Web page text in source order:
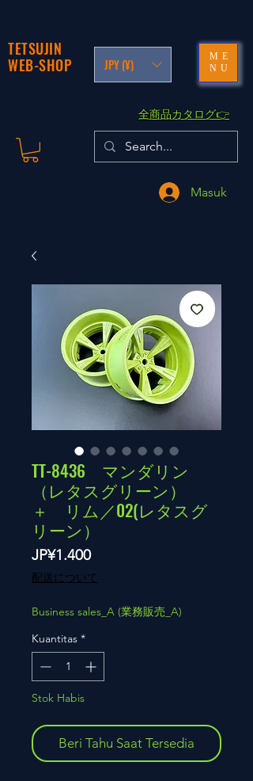
TETSUJIN
WEB-SHOP
JPY (¥)
ME
NU
​全商品カタログ👉
Masuk
TT-8436 マンダリン
（レタスグリーン）
＋ リム／02(レタスグ
リーン）
JP¥1.400Harga
配送について
Business sales_A (業務販売_A)
Kuantitas *
Stok Habis
Beri Tahu Saat Tersedia